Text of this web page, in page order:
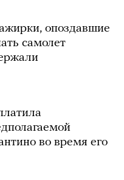
опоздавшие
самолет
во время его